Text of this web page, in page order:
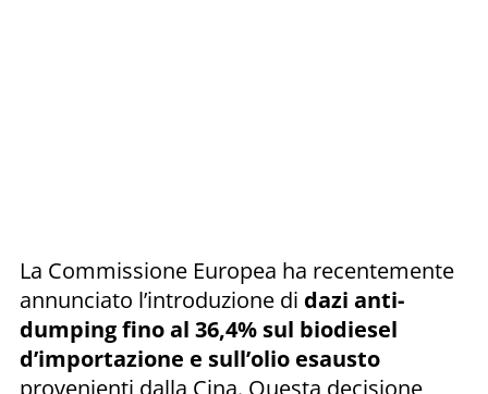
La Commissione Europea ha recentemente
annunciato l’introduzione di dazi anti-
dumping fino al 36,4% sul biodiesel
d’importazione e sull’olio esausto
provenienti dalla Cina. Questa decisione